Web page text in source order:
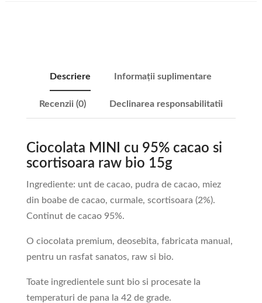
Descriere Informații suplimentare
Recenzii (0) Declinarea responsabilitatii
Ciocolata MINI cu 95% cacao si
scortisoara raw bio 15g
Ingrediente: unt de cacao, pudra de cacao, miez
din boabe de cacao, curmale, scortisoara (2%).
Continut de cacao 95%.
O ciocolata premium, deosebita, fabricata manual,
pentru un rasfat sanatos, raw si bio.
Toate ingredientele sunt bio si procesate la
temperaturi de pana la 42 de grade.